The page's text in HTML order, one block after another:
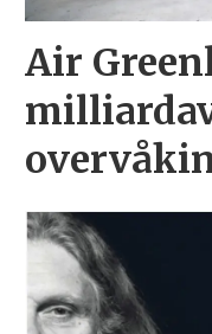
Air